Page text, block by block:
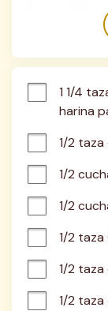
1 1/4
harina
1/2 taza
1/2
1/2
1/2 taza
1/2
1/2